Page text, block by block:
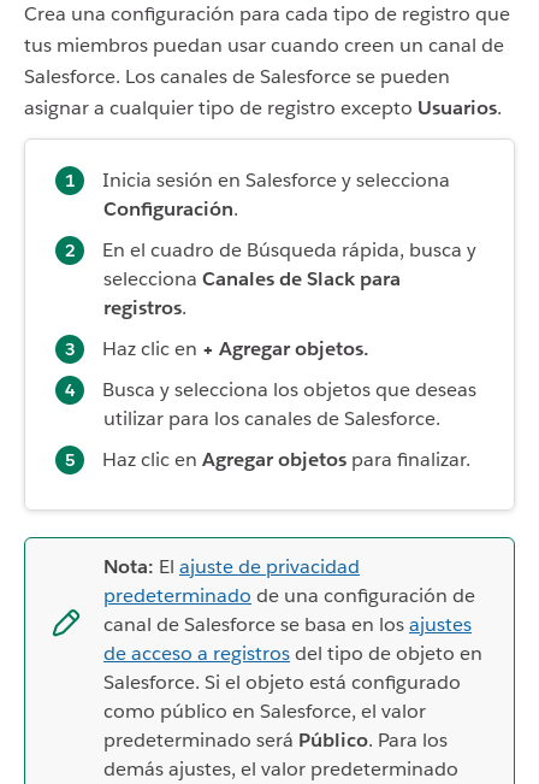
Crea una configuración para cada tipo de registro que
tus miembros puedan usar cuando creen un canal de
Salesforce. Los canales de Salesforce se pueden
asignar a cualquier tipo de registro excepto Usuarios.
Inicia sesión en Salesforce y selecciona
Configuración.
En el cuadro de Búsqueda rápida, busca y
selecciona Canales de Slack para
registros.
Haz clic en + Agregar objetos.
Busca y selecciona los objetos que deseas
utilizar para los canales de Salesforce.
Haz clic en Agregar objetos para finalizar.
Nota: El ajuste de privacidad
predeterminado de una configuración de
canal de Salesforce se basa en losajustes
de acceso a registrosdel tipo de objeto en
Salesforce. Si el objeto está configurado
como público en Salesforce, el valor
predeterminado será Público. Para los
demás ajustes, el valor predeterminado